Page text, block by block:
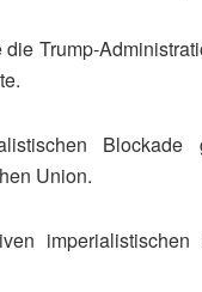
Trump-
Union.